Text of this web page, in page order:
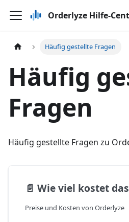
Orderlyze Hilfe-
Häufig gestellte Fragen
Häufig
Fragen
Häufig gestellte Fragen zu
📄️ Wie viel kostet das
Preise und Kosten von Orderlyze